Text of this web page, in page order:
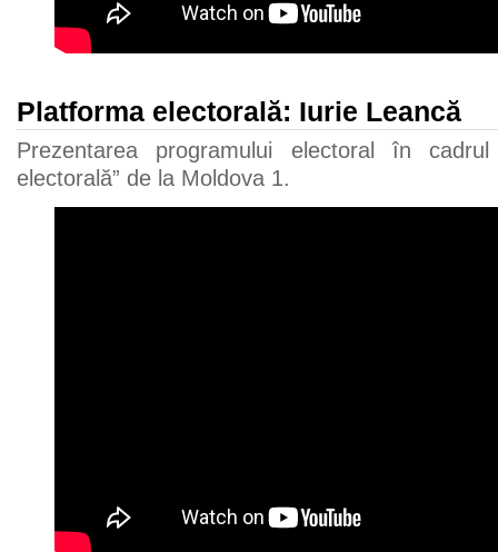
Platforma electorală: Iurie Leancă
Prezentarea programului electoral în cadrul
electorală” de la Moldova 1.